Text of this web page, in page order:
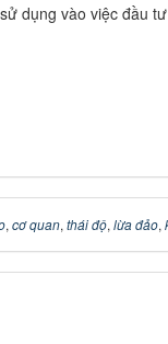
dụng vào việc đầu
, cơ quan, thái độ, lừa đảo,